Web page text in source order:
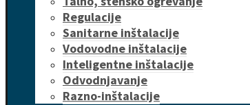
Regulacije
Sanitarne inštalacije
Vodovodne inštalacije
Inteligentne inštalacije
Odvodnjavanje
Razno-inštalacije